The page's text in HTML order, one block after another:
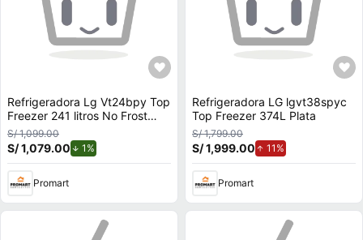
Refrigeradora Lg Vt24bpy Top
Freezer 241 litros No Frost
Plata
S/ 1,099.00
S/ 1,079.00 1%
Promart
Refrigeradora LG lgvt38spyc
Top Freezer 374L Plata
S/ 1,799.00
S/ 1,999.00 11%
Promart